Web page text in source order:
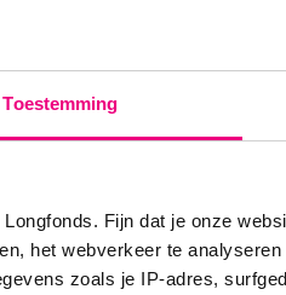
Toestemming
Fijn dat je onze
het webverkeer te
zoals je IP-adres,